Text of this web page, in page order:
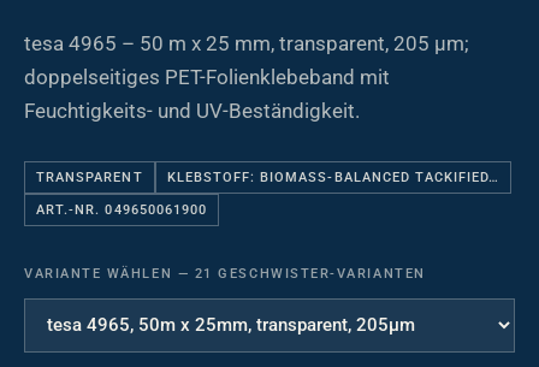
tesa 4965 – 50 m x 25 mm, transparent, 205 µm;
doppelseitiges PET-Folienklebeband mit
Feuchtigkeits- und UV-Beständigkeit.
TRANSPARENT KLEBSTOFF: BIOMASS-BALANCED TACKIFIED…
ART.-NR. 049650061900
VARIANTE WÄHLEN — 21 GESCHWISTER-VARIANTEN